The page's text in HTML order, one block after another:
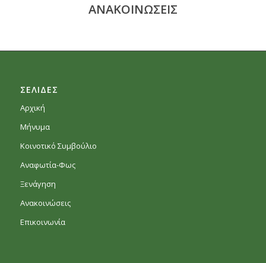
ΑΝΑΚΟΙΝΩΣΕΙΣ
ΣΕΛΙΔΕΣ
Αρχική
Μήνυμα
Κοινοτικό Συμβούλιο
Αναφωτία-Φως
Ξενάγηση
Ανακοινώσεις
Επικοινωνία